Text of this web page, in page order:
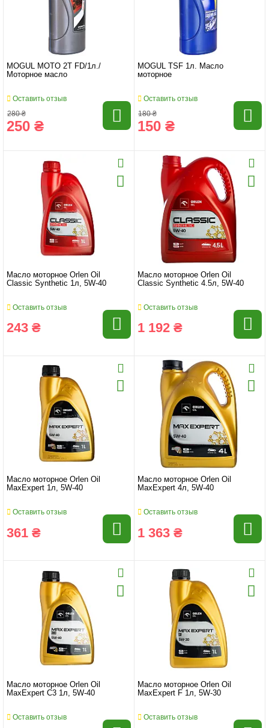
MOGUL MOTO 2T FD/1л./
Моторное масло
Оставить отзыв
280 ₴
250 ₴
MOGUL TSF 1л. Масло
моторное
Оставить отзыв
180 ₴
150 ₴
Масло моторное Orlen Oil
Classic Synthetic 1л, 5W-40
Оставить отзыв
243 ₴
Масло моторное Orlen Oil
Classic Synthetic 4.5л, 5W-40
Оставить отзыв
1 192 ₴
Масло моторное Orlen Oil
MaxExpert 1л, 5W-40
Оставить отзыв
361 ₴
Масло моторное Orlen Oil
MaxExpert 4л, 5W-40
Оставить отзыв
1 363 ₴
Масло моторное Orlen Oil
MaxExpert C3 1л, 5W-40
Оставить отзыв
Масло моторное Orlen Oil
MaxExpert F 1л, 5W-30
Оставить отзыв